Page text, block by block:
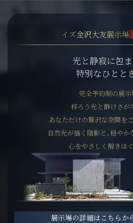
イズ金沢大友展示場
光と静寂に包ま
特別なひとと
完全予約制の展示
移ろう光と静けさが
あなただけの贅沢な空間を
自然光が描く陰影と、穏やか
心をやさしく解きほ
展示場の詳細はこちらか